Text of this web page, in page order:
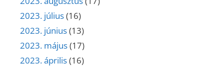
2023. július(16)
2023. június(13)
2023. május(17)
2023. április(16)